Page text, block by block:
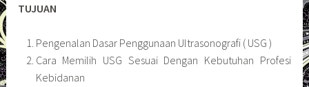
TUJUAN
Pengenalan Dasar Penggunaan Ultrasonografi ( USG )
Cara Memilih USG Sesuai Dengan Kebutuhan Profesi
Kebidanan